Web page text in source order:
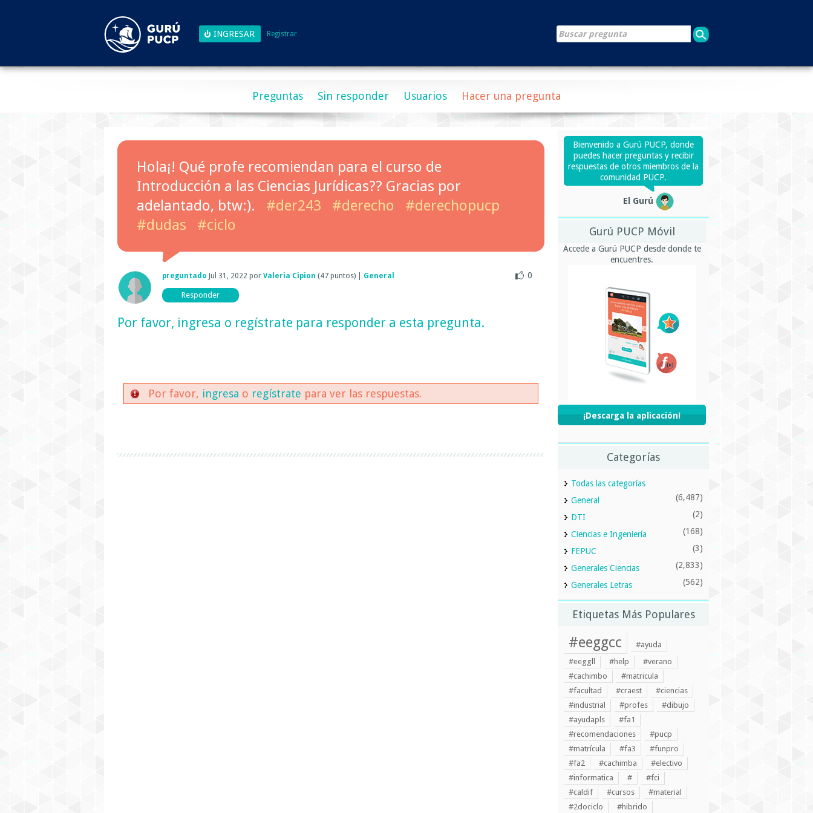
Registrar
Preguntas Sin responder Usuarios Hacer una pregunta
Hola¡! Qué profe recomiendan para el curso de
Introducción a las Ciencias Jurídicas?? Gracias por
adelantado, btw:).
#der243 #derecho
#derechopucp
#dudas
#ciclo
0
preguntado Jul 31, 2022 por Valeria Cipion (47 puntos) General
Por favor, ingresa o regístrate para responder a esta pregunta.
Por favor, ingresa o regístrate para ver las respuestas.
Bienvenido a Gurú PUCP, donde
puedes hacer preguntas y recibir
respuestas de otros miembros de la
comunidad PUCP.
El Gurú
Gurú PUCP Móvil
Accede a Gurú PUCP desde donde te
encuentres.
¡Descarga la aplicación!
Categorías
Todas las categorías
General
(6,487)
DTI (2)
Ciencias e Ingeniería (168)
FEPUC (3)
Generales Ciencias (2,833)
Generales Letras (562)
Etiquetas Más Populares
#eeggcc
#ayuda
#eeggll
#help
#verano
#cachimbo
#matricula
#facultad
#craest
#ciencias
#industrial
#profes
#dibujo
#ayudapls
#fa1
#recomendaciones
#pucp
#matrícula
#fa3
#funpro
#fa2
#cachimba
#electivo
#informatica
#
#fci
#caldif
#cursos
#material
#2dociclo
#hibrido